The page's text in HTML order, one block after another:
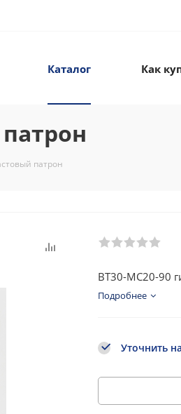
Каталог Как
патрон
BT30-MC20-90
Подробнее
Уточнить